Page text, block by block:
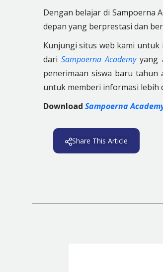
Dengan belajar di Sampoerna
depan yang berprestasi dan
Kunjungi situs web kami
dari Sampoerna Academyyang
penerimaan siswa baru tahun
untuk memberi informasi lebih
Download Sampoerna
Share This Article